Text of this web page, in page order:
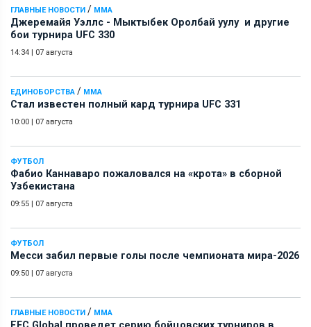
ГЛАВНЫЕ НОВОСТИ / ММА
Джеремайя Уэллс - Мыктыбек Оролбай уулу и другие
бои турнира UFC 330
14:34 | 07 августа
ЕДИНОБОРСТВА / ММА
Стал известен полный кард турнира UFC 331
10:00 | 07 августа
ФУТБОЛ
Фабио Каннаваро пожаловался на «крота» в сборной
Узбекистана
09:55 | 07 августа
ФУТБОЛ
Месси забил первые голы после чемпионата мира-2026
09:50 | 07 августа
ГЛАВНЫЕ НОВОСТИ / ММА